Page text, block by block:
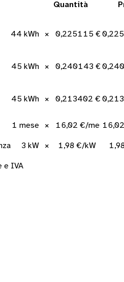
Quantità
44 kWh × 0,225115 €/kWh
45 kWh × 0,240143 €/kWh
45 kWh × 0,213402 €/kWh
1 mese × 16,02 €/mese
3 kW × 1,98 €/kW
e IVA